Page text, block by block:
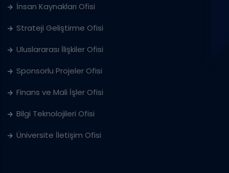
İnsan Kaynakları Ofisi
Strateji Geliştirme Ofisi
Uluslararası İlişkiler Ofisi
Sponsorlu Projeler Ofisi
Finans ve Mali İşler Ofisi
Bilgi Teknolojileri Ofisi
Üniversite İletişim Ofisi